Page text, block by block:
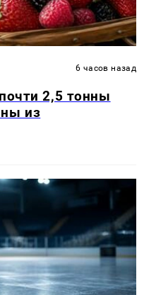
6 часов назад
2,5 тонны
из